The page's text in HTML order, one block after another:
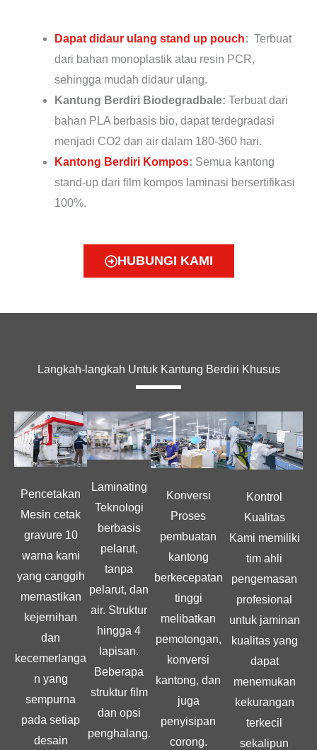
Dapat didaur ulang stand up pouch: Terbuat
dari bahan monoplastik atau resin PCR,
sehingga mudah didaur ulang.
Kantung Berdiri Biodegradbale: Terbuat dari
bahan PLA berbasis bio, dapat terdegradasi
menjadi CO2 dan air dalam 180-360 hari.
Kantong Berdiri Kompos: Semua kantong
stand-up dari film kompos laminasi bersertifikasi
100%.
HUBUNGI KAMI
Langkah-langkah Untuk Kantung Berdiri Khusus
Pencetakan
Mesin cetak
gravure 10
warna kami
yang canggih
memastikan
kejernihan
dan
kecemerlanga
n yang
sempurna
pada setiap
desain
Laminating
Teknologi
berbasis
pelarut,
tanpa
pelarut, dan
air. Struktur
hingga 4
lapisan.
Beberapa
struktur film
dan opsi
penghalang.
Konversi
Proses
pembuatan
kantong
berkecepatan
tinggi
melibatkan
pemotongan,
konversi
kantong, dan
juga
penyisipan
corong.
Kontrol
Kualitas
Kami memiliki
tim ahli
pengemasan
profesional
untuk jaminan
kualitas yang
dapat
menemukan
kekurangan
terkecil
sekalipun